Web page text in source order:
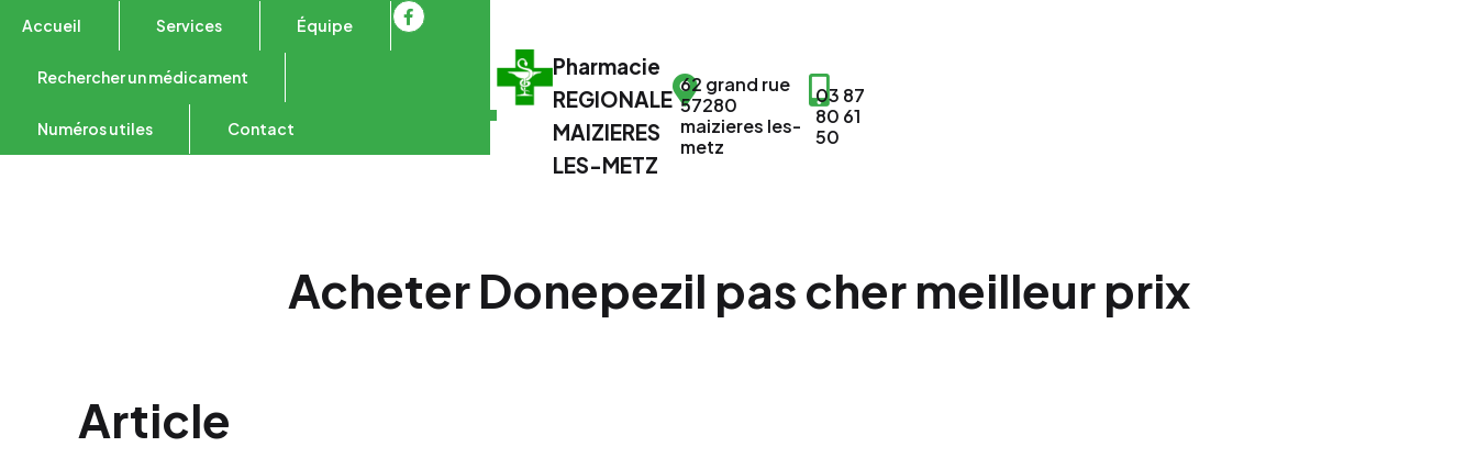
Pharmacie
REGIONALE
MAIZIERES
LES-METZ
62 grand rue
57280
maizieres les-
metz
03 87
80 61
50
Accueil Services Équipe
Rechercher un médicament
Numéros utiles Contact
Acheter Donepezil pas cher meilleur prix
Article